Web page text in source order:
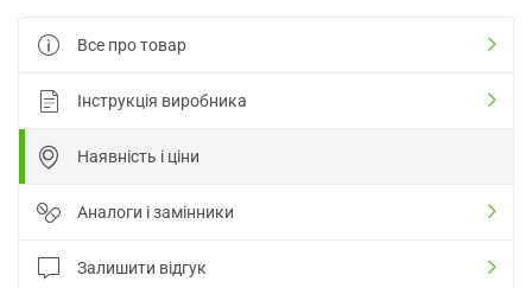
Все про товар
Інструкція виробника
Наявність і ціни
Аналоги і замінники
Залишити відгук